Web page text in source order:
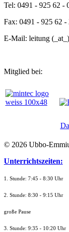
Tel: 0491 - 925 62 -
Fax: 0491 - 925 62 -
E-Mail: leitung
Mitglied bei:
© 2026 Ubbo-
Unterrichtszeiten:
1. Stunde: 7:45 - 8:30 Uhr
2. Stunde: 8:30 - 9:15 Uhr
große Pause
3. Stunde: 9:35 - 10:20 Uhr